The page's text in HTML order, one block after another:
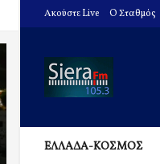
Ακούστε Live O Σταθμός
ΕΛΛΑΔΑ-ΚΟΣΜΟΣ